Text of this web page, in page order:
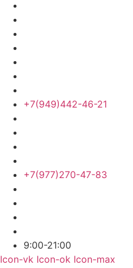
+7(949)442-46-21
+7(977)270-47-83
9:00-21:00
Icon-vk Icon-ok Icon-max